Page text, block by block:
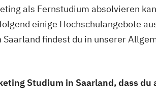
als Fernstudium absolvieren
einige Hochschulangebote
Saarland findest du in unserer
Studium in Saarland, dass